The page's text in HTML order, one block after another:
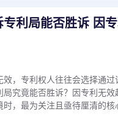
利局能否胜诉 因
效，专利权人往往会选择通
局究竟能否胜诉？因专利无
，最为关注且亟待厘清的核